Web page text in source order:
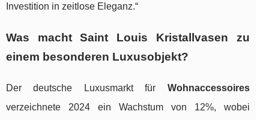
Investition in zeitlose Eleganz.“
Was macht Saint Louis Kristallvasen zu
einem besonderen Luxusobjekt?
Der deutsche Luxusmarkt für Wohnaccessoires
verzeichnete 2024 ein Wachstum von 12%, wobei